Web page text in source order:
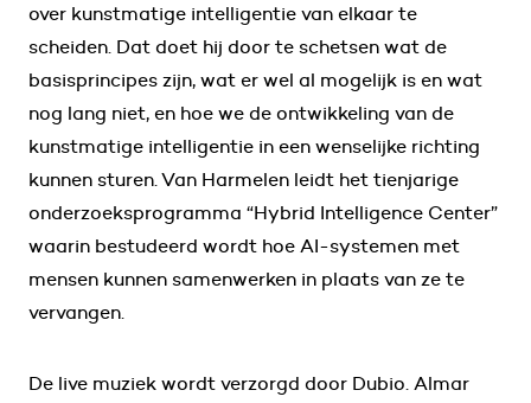
over kunstmatige intelligentie van elkaar te
scheiden. Dat doet hij door te schetsen wat de
basisprincipes zijn, wat er wel al mogelijk is en wat
nog lang niet, en hoe we de ontwikkeling van de
kunstmatige intelligentie in een wenselijke richting
kunnen sturen. Van Harmelen leidt het tienjarige
onderzoeksprogramma “Hybrid Intelligence Center”
waarin bestudeerd wordt hoe AI-systemen met
mensen kunnen samenwerken in plaats van ze te
vervangen.
De live muziek wordt verzorgd door Dubio. Almar